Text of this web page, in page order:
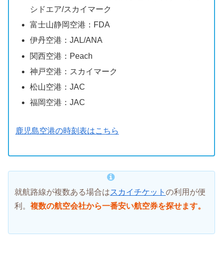
シドエア/スカイマーク
富士山静岡空港：FDA
伊丹空港：JAL/ANA
関西空港：Peach
神戸空港：スカイマーク
松山空港：JAC
福岡空港：JAC
鹿児島空港の時刻表はこちら
就航路線が複数ある場合はスカイチケット の利用が便
利。 複数の航空会社から一番安い航空券を探せます。